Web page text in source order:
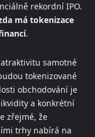
rekordní IPO.
má tokenizace
.
samotné
tokenizované
obchodování je
a konkrétní
zřejmé, že
trhy nabírá na